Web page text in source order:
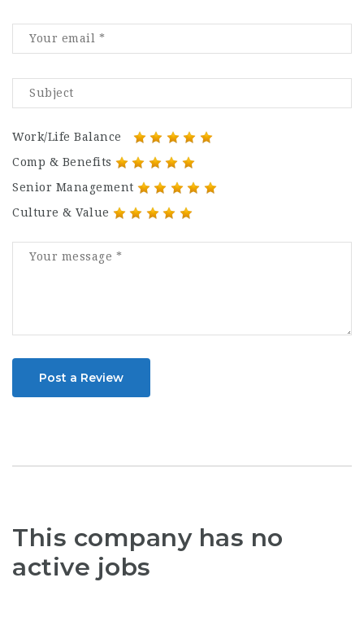
Work/Life Balance
Comp & Benefits
Senior Management
Culture & Value
Post a Review
This company has no
active jobs